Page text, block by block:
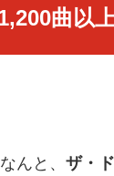
曲以上
んと、 ザ・